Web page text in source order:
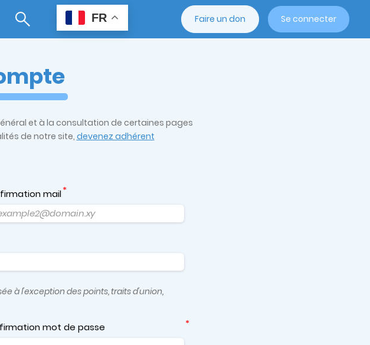
FR Faire un don Se connecter
et à la consultation de certaines pages
de notre site,devenez adhérent
mail
à l'exception des points, traits d'union,
mot de passe